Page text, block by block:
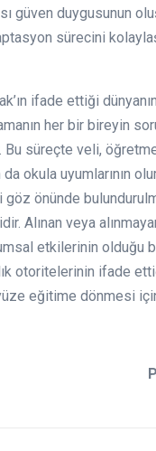
güven duygusunun
sürecini
ifade ettiği
her bir bireyin
Bu süreçte veli,
okula uyumlarının
önünde
Alınan veya
etkilerinin olduğu
otoritelerinin ifade
eğitime dönmesi için